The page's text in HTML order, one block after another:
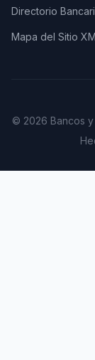
Directorio
Mapa del Sitio
© 2026 Bancos